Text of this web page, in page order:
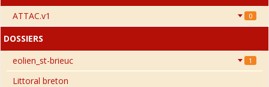
ATTAC.v1
0
DOSSIERS
eolien_st-brieuc
1
Littoral breton